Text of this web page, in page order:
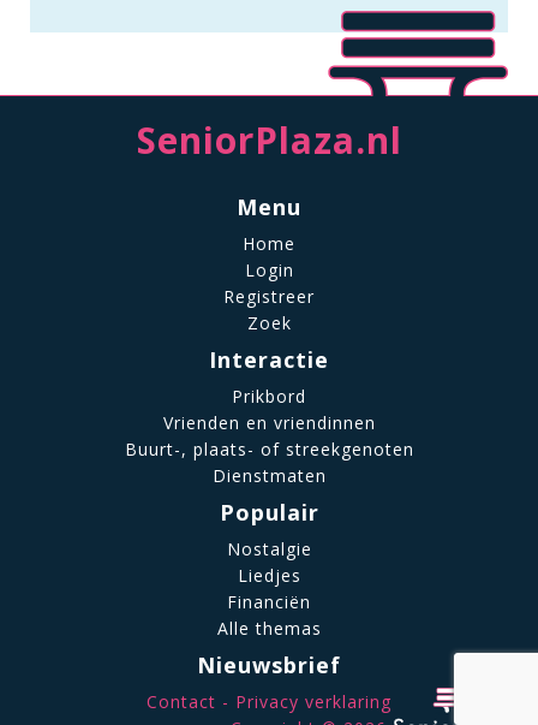
SeniorPlaza.nl
Menu
Home
Login
Registreer
Zoek
Interactie
Prikbord
Vrienden en vriendinnen
Buurt-, plaats- of streekgenoten
Dienstmaten
Populair
Nostalgie
Liedjes
Financiën
Alle themas
Nieuwsbrief
Contact
Privacy verklaring